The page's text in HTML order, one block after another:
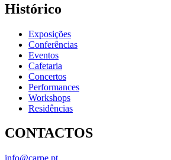
Histórico
Exposições
Conferências
Eventos
Cafetaria
Concertos
Performances
Workshops
Residências
CONTACTOS